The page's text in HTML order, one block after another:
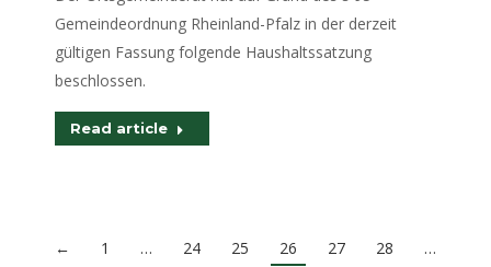
Gemeindeordnung Rheinland-Pfalz in der derzeit
gültigen Fassung folgende Haushaltssatzung
beschlossen.
Read article
← 1 … 24 25 26 27 28
…